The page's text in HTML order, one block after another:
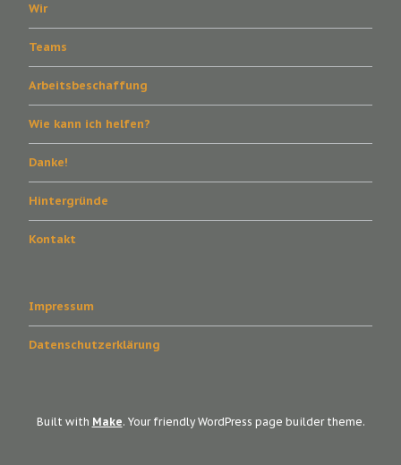
Wir
Teams
Arbeitsbeschaffung
Wie kann ich helfen?
Danke!
Hintergründe
Kontakt
Impressum
Datenschutzerklärung
Built with Make. Your friendly WordPress page builder theme.